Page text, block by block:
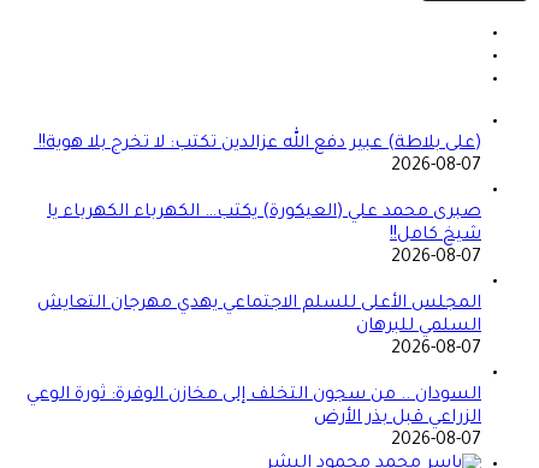
(على بلاطة) عبير دفع الله عزالدين تكتب: لا تخرج بلا هوية!!
2026-08-07
صبرى محمد علي (العيكورة) يكتب… الكهرباء الكهرباء يا
شيخ كامل!!
2026-08-07
المجلس الأعلى للسلم الاجتماعي يهدي مهرجان التعايش
السلمي للبرهان
2026-08-07
السودان .. من سجون التخلف إلى مخازن الوفرة: ثورة الوعي
الزراعي قبل بذر الأرض
2026-08-07